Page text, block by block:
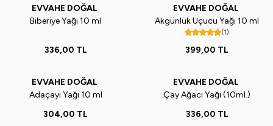
EVVAHE DOĞAL
Biberiye Yağı 10 ml
336,00 TL
EVVAHE DOĞAL
Akgünlük Uçucu Yağı 10 ml
(1)
399,00 TL
EVVAHE DOĞAL
Adaçayı Yağı 10 ml
304,00 TL
EVVAHE DOĞAL
Çay Ağacı Yağı (10ml.)
336,00 TL